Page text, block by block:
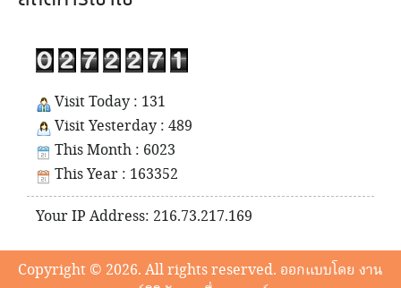
Visit Today : 131
Visit Yesterday : 489
This Month : 6023
This Year : 163352
Your IP Address: 216.73.217.169
Copyright © 2026. All rights reserved. ออกแบบโดย งาน